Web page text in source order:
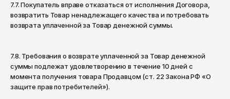
7.7. Покупатель вправе отказаться от исполнения Договора,
возвратить Товар ненадлежащего качества и потребовать
возврата уплаченной за Товар денежной суммы.
7.8. Требования о возврате уплаченной за Товар денежной
суммы подлежат удовлетворению в течение 10 дней с
момента получения товара Продавцом (ст. 22 Закона РФ «О
защите прав потребителей»).